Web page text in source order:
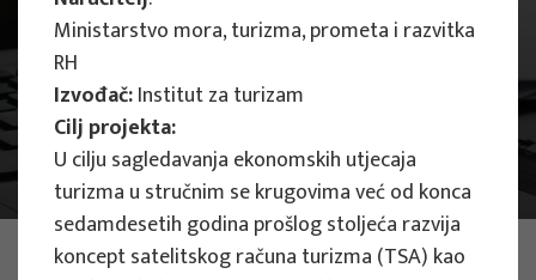
Main Projects
PHOTO:ILUSTRATIVNA FOTOGRAFIJA
Ministarstvo mora, turizma, prometa i razvitka
RH
Izvođač:Institut za turizam
Cilj projekta:
U cilju sagledavanja ekonomskih utjecaja
turizma u stručnim se krugovima već od konca
sedamdesetih godina prošlog stoljeća razvija
koncept satelitskog računa turizma (TSA) kao